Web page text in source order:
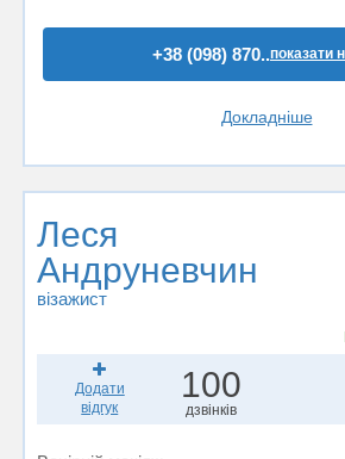
+38 (098) 870..показати
Докладніше
Леся
Андруневчин
візажист
Додати
відгук
100
дзвінків